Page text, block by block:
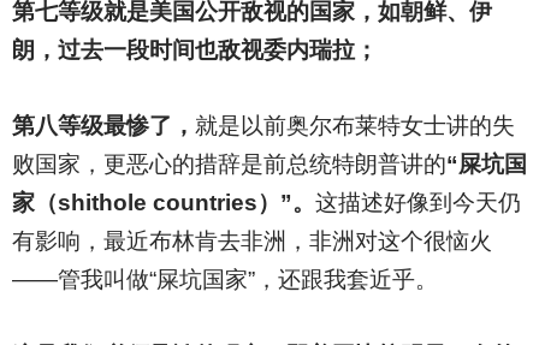
第七等级就是美国公开敌视的国家，如朝鲜、伊
朗，过去一段时间也敌视委内瑞拉；
第八等级最惨了， 就是以前奥尔布莱特女士讲的失
败国家，更恶心的措辞是前总统特朗普讲的“屎坑国
家（shithole countries）”。 这描述好像到今天仍
有影响，最近布林肯去非洲，非洲对这个很恼火
——管我叫做“屎坑国家”，还跟我套近乎。